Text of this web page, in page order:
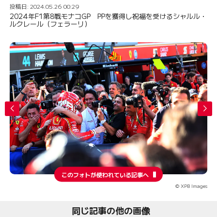
投稿日: 2024.05.26 00:29
2024年F1第8戦モナコGP PPを獲得し祝福を受けるシャルル・
ルクレール（フェラーリ）
このフォトが使われている記事へ
© XPB Images
同じ記事の他の画像